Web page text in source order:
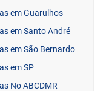
em Guarulhos
em Santo André
em São Bernardo
em SP
No ABCDMR